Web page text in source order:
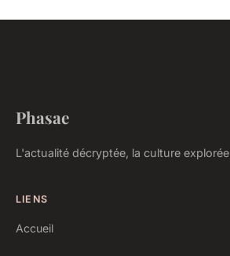
Phasae
L'actualité décryptée, la culture explorée
LIENS
Accueil